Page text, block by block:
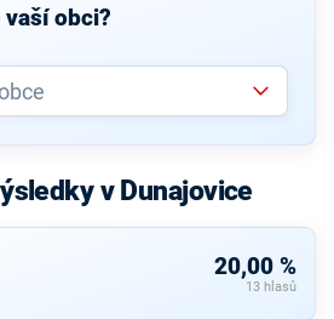
obci?
v Dunajovice
20,00 %
13 hlasů